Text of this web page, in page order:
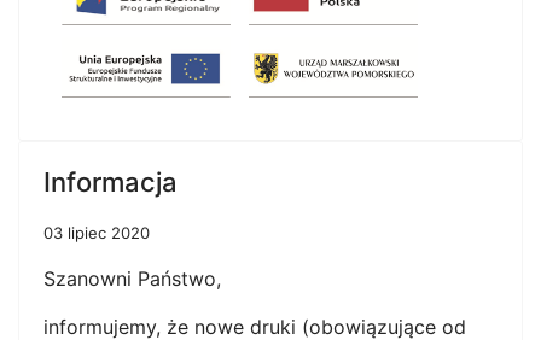
Informacja
03 lipiec 2020
Szanowni Państwo,
informujemy, że nowe druki (obowiązujące od